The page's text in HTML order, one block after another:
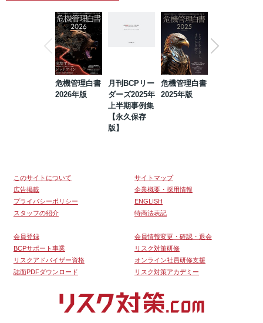
危機管理白書
2026年版
月刊BCPリー
ダーズ2025年
上半期事例集
【永久保存
版】
危機管理白書
2025年版
このサイトについて
サイトマップ
広告掲載
企業概要・採用情報
プライバシーポリシー
ENGLISH
スタッフの紹介
特商法表記
会員登録
会員情報変更・確認・退会
BCPサポート事業
リスク対策研修
リスクアドバイザー資格
オンライン社員研修支援
誌面PDFダウンロード
リスク対策アカデミー